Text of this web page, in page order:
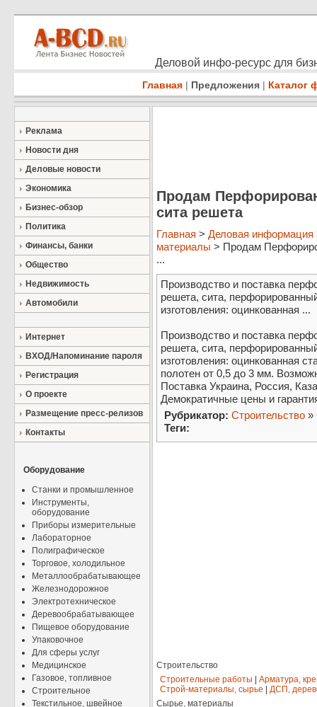
Деловой инфо-ресурс для
Главная | Предложения | Каталог
Реклама
Новости дня
Деловые новости
Экономика
Бизнес-обзор
Политика
Финансы, банки
Общество
Недвижимость
Автомобили
Интернет
ВХОД/Напоминание пароля
Регистрация
О проекте
Размещение пресс-релизов
Контакты
Оборудование
Станки и промышленное
Инструменты,
оборудование
Приборы измерительные
Лабораторное
Полиграфическое
Торговое, холодильное
Металлообрабатывающее
Железнодорожное
Электротехническое
Деревообрабатывающее
Пищевое оборудование
Упаковочное
Для сферы услуг
Медицинское
Газовое, топливное
Строительное
Текстильное, швейное
Продам
сита решета
Главная > Деловая информация
материалы > Продам
...
Производство и поставка
решета, сита,
изготовления: оцинкованная ...
Производство и поставка
решета, сита,
изготовления: оцинкованная
полотен от 0,5 до 3 мм.
Поставка Украина, Россия,
Демократичные цены и
Рубрикатор: Строительство »
Теги:
Строительство
Строительные работы
Арматура,
Строй-материалы, сырье
ДСП,
Сырье, материалы